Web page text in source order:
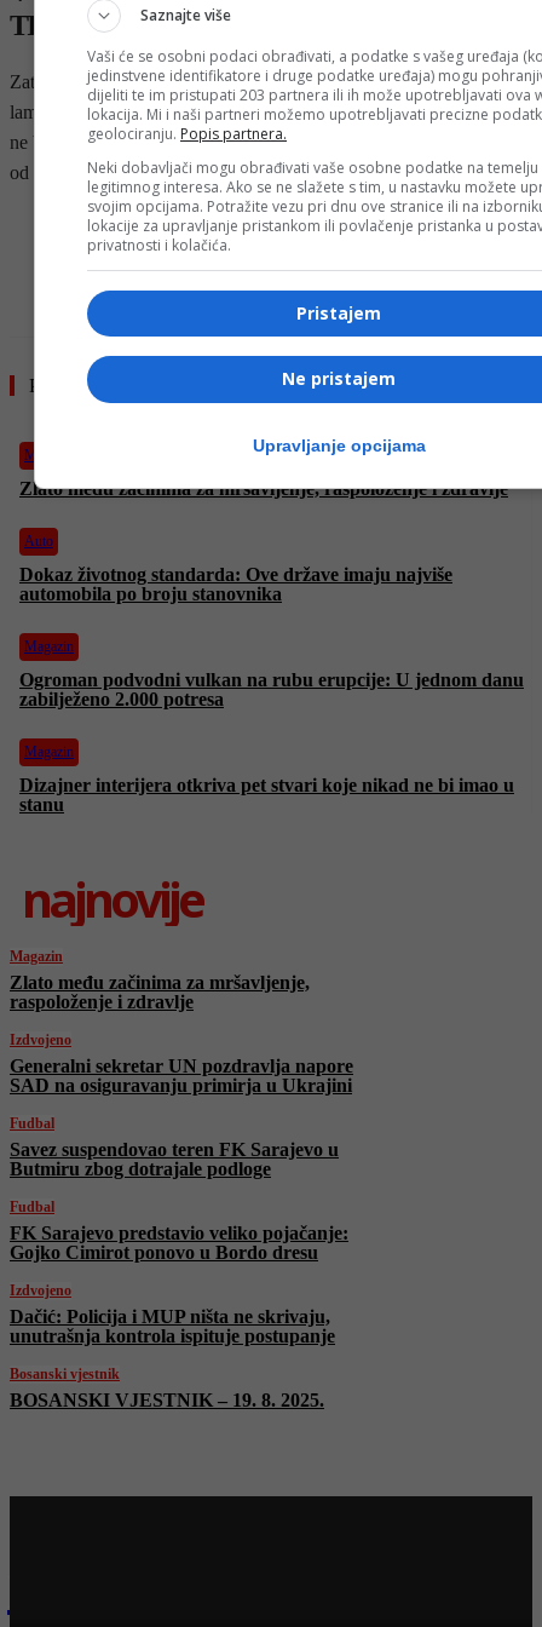
TIHI KVAR
Zato sljedeći put kada pomislite da možete još koji kilometar „na
lampici“, sjetite se da vaša pumpa za gorivo možda već vuče ono što
ne bi smjela. Ako vas auto izda baš kad ste najviše u žurbi, ta ušteda
od par litara može vas koštati mnogo više nego što ste planirali.
- OGLAS -
Pročitajte još
Magazin
Zlato među začinima za mršavljenje, raspoloženje i zdravlje
Auto
Dokaz životnog standarda: Ove države imaju najviše
automobila po broju stanovnika
Magazin
Ogroman podvodni vulkan na rubu erupcije: U jednom danu
zabilježeno 2.000 potresa
Magazin
Dizajner interijera otkriva pet stvari koje nikad ne bi imao u
stanu
najnovije
Magazin
Zlato među začinima za mršavljenje,
raspoloženje i zdravlje
Izdvojeno
Generalni sekretar UN pozdravlja napore
SAD na osiguravanju primirja u Ukrajini
Fudbal
Savez suspendovao teren FK Sarajevo u
Butmiru zbog dotrajale podloge
Fudbal
FK Sarajevo predstavio veliko pojačanje:
Gojko Cimirot ponovo u Bordo dresu
Izdvojeno
Dačić: Policija i MUP ništa ne skrivaju,
unutrašnja kontrola ispituje postupanje
Bosanski vjestnik
BOSANSKI VJESTNIK – 19. 8. 2025.
Saznajte više
Vaši će se osobni podaci obrađivati, a podatke s vašeg uređaja
jedinstvene identifikatore i druge podatke uređaja) mogu
dijeliti te im pristupati 203 partnera ili ih može upotrebljavati ova
lokacija. Mi i naši partneri možemo upotrebljavati precizne
geolociranju. Popis partnera.
Neki dobavljači mogu obrađivati vaše osobne podatke na temelju
legitimnog interesa. Ako se ne slažete s tim, u nastavku možete
svojim opcijama. Potražite vezu pri dnu ove stranice ili na
lokacije za upravljanje pristankom ili povlačenje pristanka u
privatnosti i kolačića.
Pristajem
Ne pristajem
Upravljanje opcijama